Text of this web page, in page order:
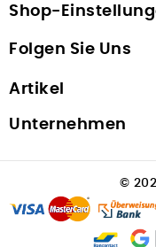
Shop-
Folgen Sie Uns
Artikel
Unternehmen
©